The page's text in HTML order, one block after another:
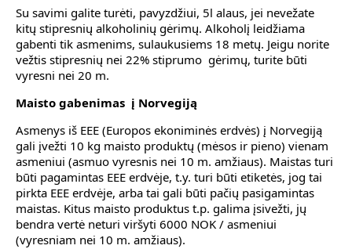
Su savimi galite turėti, pavyzdžiui, 5l alaus, jei nevežate
kitų stipresnių alkoholinių gėrimų. Alkoholį leidžiama
gabenti tik asmenims, sulaukusiems 18 metų. Jeigu norite
vežtis stipresnių nei 22% stiprumo gėrimų, turite būti
vyresni nei 20 m.
Maisto gabenimas į Norvegiją
Asmenys iš EEE (Europos ekoniminės erdvės) į Norvegiją
gali įvežti 10 kg maisto produktų (mėsos ir pieno) vienam
asmeniui (asmuo vyresnis nei 10 m. amžiaus). Maistas turi
būti pagamintas EEE erdvėje, t.y. turi būti etiketės, jog tai
pirkta EEE erdvėje, arba tai gali būti pačių pasigamintas
maistas. Kitus maisto produktus t.p. galima įsivežti, jų
bendra vertė neturi viršyti 6000 NOK / asmeniui
(vyresniam nei 10 m. amžiaus).